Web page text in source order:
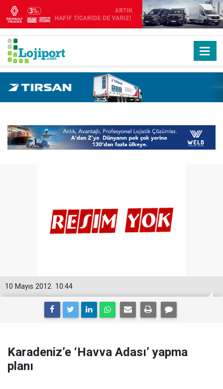
10:44
10 Mayıs 2012
Karadeniz’e ‘Havva Adası’ yapma
planı